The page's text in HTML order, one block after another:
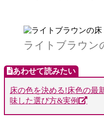
ライトブラウン
床の色を決める!床色の最
味した選び方&実例